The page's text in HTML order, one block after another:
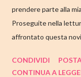
prendere parte alla
Proseguite nella
affrontato questa
ringraziamenti.
CONDIVIDI
CONTINUA A